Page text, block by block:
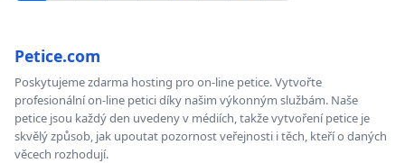
Petice.com
Poskytujeme zdarma hosting pro on-line petice. Vytvořte
profesionální on-line petici díky našim výkonným službám. Naše
petice jsou každý den uvedeny v médiích, takže vytvoření petice je
skvělý způsob, jak upoutat pozornost veřejnosti i těch, kteří o daných
věcech rozhodují.